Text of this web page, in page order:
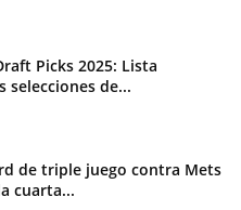
Picks 2025: Lista
selecciones de...
de triple juego contra Mets
cuarta...